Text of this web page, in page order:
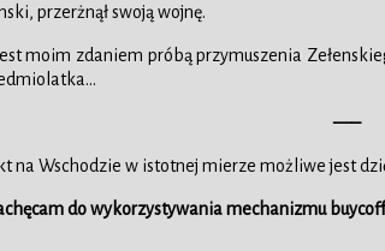
przerżnął swoją wojnę.
moim zdaniem próbą przymuszenia
—–
Wschodzie w istotnej mierze możliwe jest
do wykorzystywania mechanizmu